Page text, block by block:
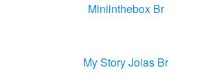
Miniinthebox Br
My Story Joias Br